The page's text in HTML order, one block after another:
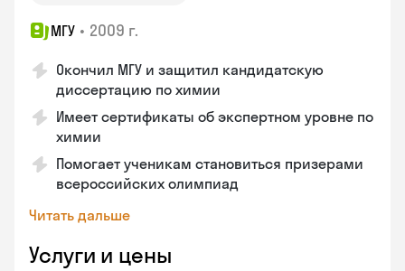
МГУ • 2009 г.
Окончил МГУ и защитил кандидатскую
диссертацию по химии
Имеет сертификаты об экспертном уровне по
химии
Помогает ученикам становиться призерами
всероссийских олимпиад
Читать дальше
Услуги и цены